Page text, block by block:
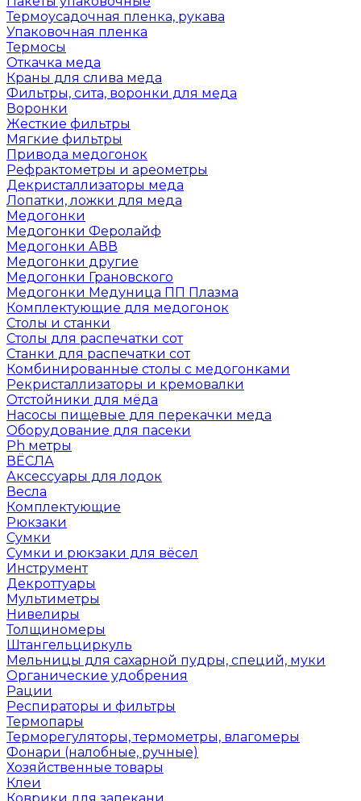
Термоусадочная пленка, рукава
Упаковочная пленка
Термосы
Откачка меда
Краны для слива меда
Фильтры, сита, воронки для меда
Воронки
Жесткие фильтры
Мягкие фильтры
Привода медогонок
Рефрактометры и ареометры
Декристаллизаторы меда
Лопатки, ложки для меда
Медогонки
Медогонки Феролайф
Медогонки АВВ
Медогонки другие
Медогонки Грановского
Медогонки Медуница ПП Плазма
Комплектующие для медогонок
Столы и станки
Столы для распечатки сот
Станки для распечатки сот
Комбинированные столы с медогонками
Рекристаллизаторы и кремовалки
Отстойники для мёда
Насосы пищевые для перекачки меда
Оборудование для пасеки
Ph метры
ВЁСЛА
Аксессуары для лодок
Весла
Комплектующие
Рюкзаки
Сумки
Сумки и рюкзаки для вёсел
Инструмент
Декроттуары
Мультиметры
Нивелиры
Толщиномеры
Штангельциркуль
Мельницы для сахарной пудры, специй, муки
Органические удобрения
Рации
Респираторы и фильтры
Термопары
Терморегуляторы, термометры, влагомеры
Фонари (налобные, ручные)
Хозяйственные товары
Клеи